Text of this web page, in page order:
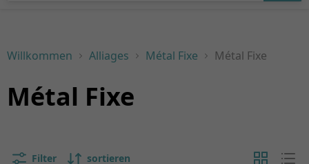
Willkommen Alliages Métal Fixe Métal Fixe
Métal Fixe
Filter sortieren